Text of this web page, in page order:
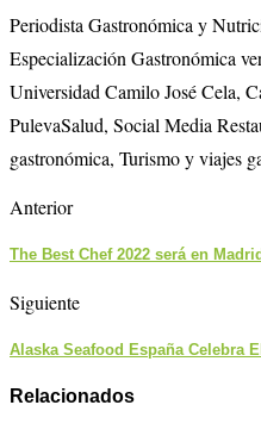
Periodista Gastronómica y
Especialización Gastronómica
Universidad Camilo José Cela,
PulevaSalud, Social Media
gastronómica, Turismo y viajes
Anterior
The Best Chef 2022 será en
Siguiente
Alaska Seafood España Celebra
Relacionados